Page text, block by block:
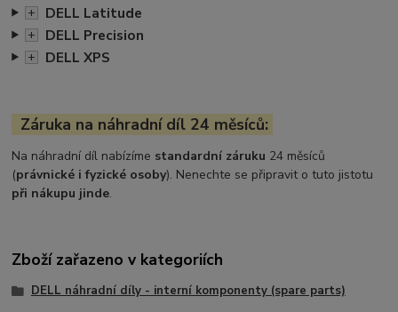
+ DELL Latitude
+ DELL Precision
+ DELL XPS
Záruka na náhradní díl 24 měsíců:
Na náhradní díl nabízíme standardní záruku 24 měsíců
(právnické i fyzické osoby). Nenechte se připravit o tuto jistotu
při nákupu jinde.
Zboží zařazeno v kategoriích
DELL náhradní díly - interní komponenty (spare parts)